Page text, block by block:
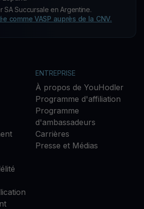
SA Succursale en Argentine.
comme VASP auprès de la CNV.
ENTREPRISE
À propos de YouHodler
Programme d'affiliation
Programme
d'ambassadeurs
Carrières
Presse et Médias